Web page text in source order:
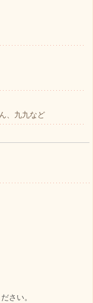
、九九など
さい。